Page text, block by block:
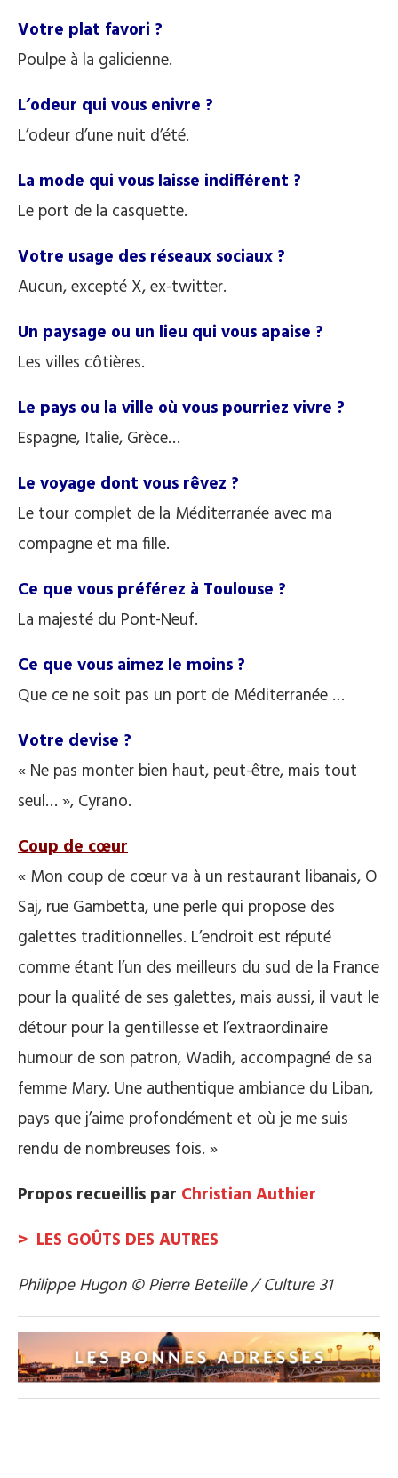
Votre plat favori ?
Poulpe à la galicienne.
L’odeur qui vous enivre ?
L’odeur d’une nuit d’été.
La mode qui vous laisse indifférent ?
Le port de la casquette.
Votre usage des réseaux sociaux ?
Aucun, excepté X, ex-twitter.
Un paysage ou un lieu qui vous apaise ?
Les villes côtières.
Le pays ou la ville où vous pourriez vivre ?
Espagne, Italie, Grèce…
Le voyage dont vous rêvez ?
Le tour complet de la Méditerranée avec ma
compagne et ma fille.
Ce que vous préférez à Toulouse ?
La majesté du Pont-Neuf.
Ce que vous aimez le moins ?
Que ce ne soit pas un port de Méditerranée …
Votre devise ?
« Ne pas monter bien haut, peut-être, mais tout
seul… », Cyrano.
Coup de cœur
« Mon coup de cœur va à un restaurant libanais, O
Saj, rue Gambetta, une perle qui propose des
galettes traditionnelles. L’endroit est réputé
comme étant l’un des meilleurs du sud de la France
pour la qualité de ses galettes, mais aussi, il vaut le
détour pour la gentillesse et l’extraordinaire
humour de son patron, Wadih, accompagné de sa
femme Mary. Une authentique ambiance du Liban,
pays que j’aime profondément et où je me suis
rendu de nombreuses fois. »
Propos recueillis par Christian Authier
> LES GOÛTS DES AUTRES
Philippe Hugon © Pierre Beteille / Culture 31